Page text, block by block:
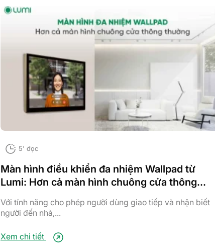
5' đọc
Màn hình điều khiển đa nhiệm Wallpad từ
Lumi: Hơn cả màn hình chuông cửa thông
Với tính năng cho phép người dùng giao tiếp và nhận biết
người đến nhà,...
Xem chi tiết